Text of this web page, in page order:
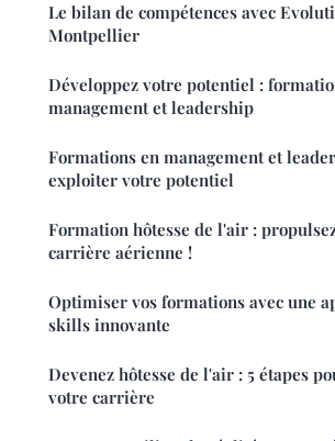
Le bilan de compétences avec
Montpellier
Développez votre potentiel :
management et leadership
Formations en management et
exploiter votre potentiel
Formation hôtesse de l'air :
carrière aérienne !
Optimiser vos formations avec une
skills innovante
Devenez hôtesse de l'air : 5 étapes
votre carrière